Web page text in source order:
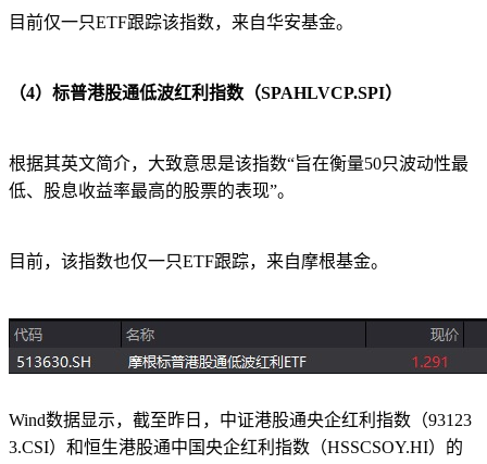
目前仅一只ETF跟踪该指数，来自华安基金。
（4）标普港股通低波红利指数（SPAHLVCP.SPI）
根据其英文简介，大致意思是该指数“旨在衡量50只波动性最
低、股息收益率最高的股票的表现”。
目前，该指数也仅一只ETF跟踪，来自摩根基金。
Wind数据显示，截至昨日，中证港股通央企红利指数（93123
3.CSI）和恒生港股通中国央企红利指数（HSSCSOY.HI）的